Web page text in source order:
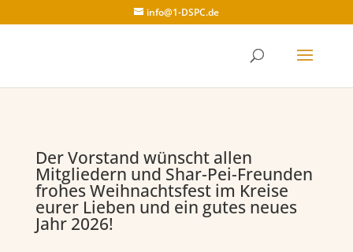
info@1-DSPC.de
Der Vorstand wünscht allen
Mitgliedern und Shar-Pei-Freunden
frohes Weihnachtsfest im Kreise
eurer Lieben und ein gutes neues
Jahr 2026!